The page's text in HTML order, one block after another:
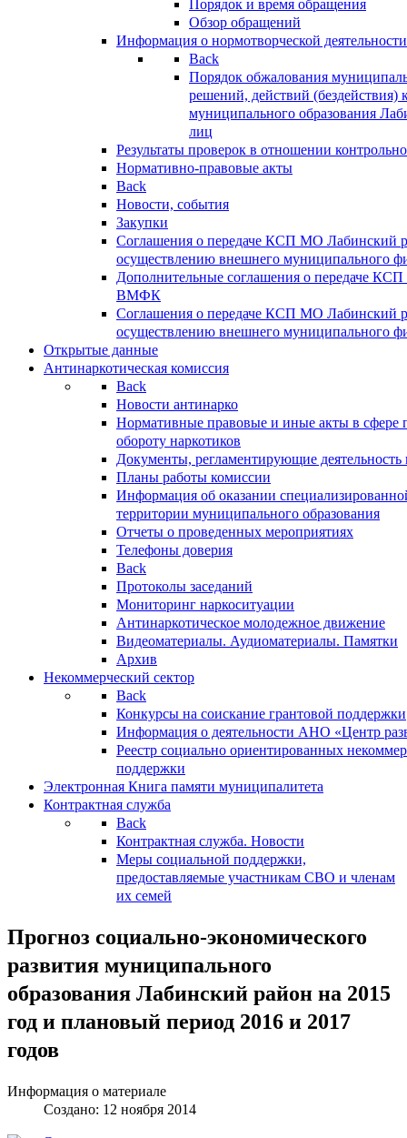
Порядок и время обращения
Обзор обращений
Информация о нормотворческой деятельности
Back
Порядок обжалования
решений, действий (бездействия)
муниципального образования
лиц
Результаты проверок в отношении
Нормативно-правовые акты
Back
Новости, события
Закупки
Соглашения о передаче КСП МО Лабинский
осуществлению внешнего муниципального
Дополнительные соглашения о передаче
ВМФК
Соглашения о передаче КСП МО Лабинский
осуществлению внешнего муниципального
Открытые данные
Антинаркотическая комиссия
Back
Новости антинарко
Нормативные правовые и иные акты в сфере
обороту наркотиков
Документы, регламентирующие деятельность
Планы работы комиссии
Информация об оказании
территории муниципального образования
Отчеты о проведенных мероприятиях
Телефоны доверия
Back
Протоколы заседаний
Мониторинг наркоситуации
Антинаркотическое молодежное движение
Видеоматериалы. Аудиоматериалы. Памятки
Архив
Некоммерческий сектор
Back
Конкурсы на соискание грантовой поддержки
Информация о деятельности АНО «Центр
Реестр социально ориентированных
поддержки
Электронная Книга памяти муниципалитета
Контрактная служба
Back
Контрактная служба. Новости
Меры социальной поддержки,
предоставляемые участникам СВО и членам
их семей
Прогноз социально-экономического
развития муниципального
образования Лабинский район на 2015
год и плановый период 2016 и 2017
годов
Информация о материале
Создано: 12 ноября 2014